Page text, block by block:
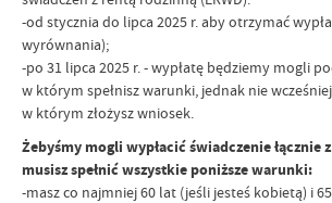
-od stycznia do lipca 2025 r. aby otrzymać
wyrównania);
-po 31 lipca 2025 r. - wypłatę będziemy mogli
w którym spełnisz warunki, jednak nie
w którym złożysz wniosek.
Żebyśmy mogli wypłacić świadczenie łącznie
musisz spełnić wszystkie poniższe warunki:
-masz co najmniej 60 lat (jeśli jesteś kobietą) i